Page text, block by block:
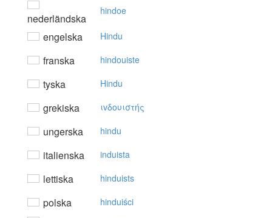
nederländska
hindoe
engelska Hindu
franska hindouiste
tyska Hindu
grekiska ιvδoυιστής
ungerska hindu
italienska induista
lettiska hinduists
polska hinduiści